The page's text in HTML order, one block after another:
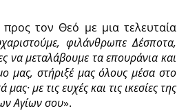
προς τον Θεό με μια τελευταία
φιλάνθρωπε Δέσποτα,
να μεταλάβουμε τα επουράνια και
μας, στήριξέ μας όλους μέσα στο
με τις ευχές και τις ικεσίες της
Αγίων σου».